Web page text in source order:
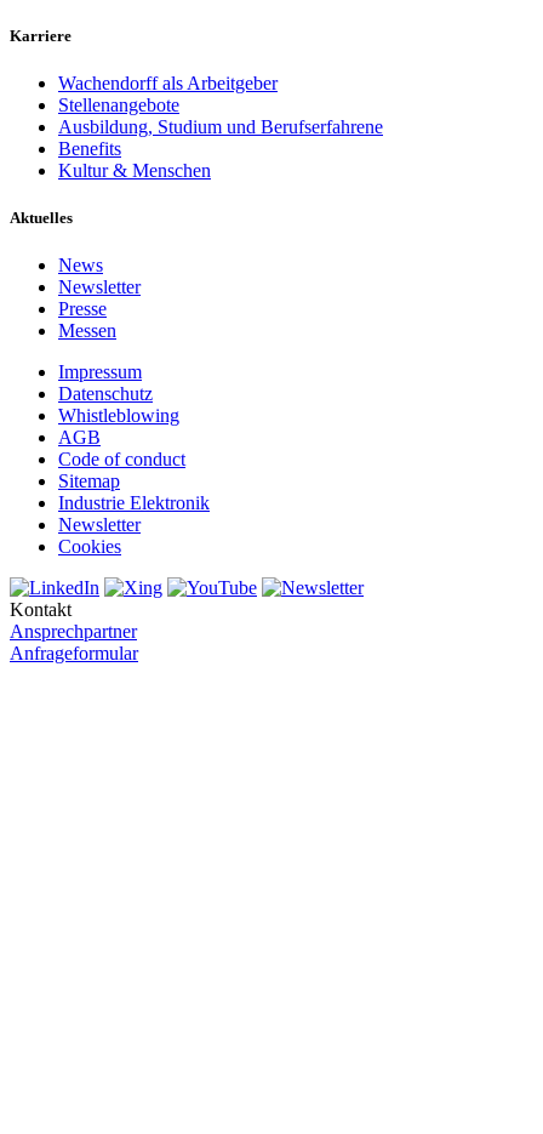
Karriere
Wachendorff als Arbeitgeber
Stellenangebote
Ausbildung, Studium und Berufserfahrene
Benefits
Kultur & Menschen
Aktuelles
News
Newsletter
Presse
Messen
Impressum
Datenschutz
Whistleblowing
AGB
Code of conduct
Sitemap
Industrie Elektronik
Newsletter
Cookies
Kontakt
Ansprechpartner
Anfrageformular